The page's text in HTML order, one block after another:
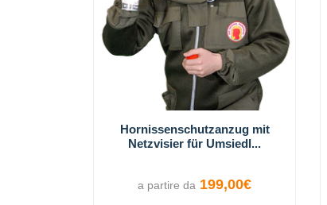
Hornissenschutzanzug mit
Netzvisier für Umsiedl...
VISUALIZZA LE OPZIONI
a partire da 199,00€